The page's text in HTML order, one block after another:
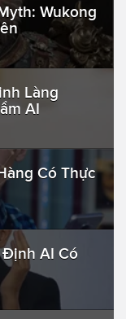
Wukong
Làng
AI
Có Thực
Định AI Có